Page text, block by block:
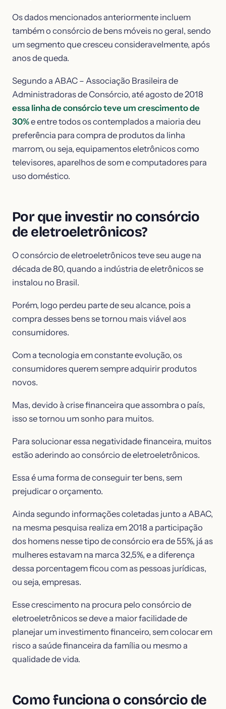
Os dados mencionados anteriormente incluem
também o consórcio de bens móveis no geral, sendo
um segmento que cresceu consideravelmente, após
anos de queda.
Segundo a ABAC – Associação Brasileira de
Administradoras de Consórcio, até agosto de 2018
essa linha de consórcio teve um crescimento de
30%e entre todos os contemplados a maioria deu
preferência para compra de produtos da linha
marrom, ou seja, equipamentos eletrônicos como
televisores, aparelhos de som e computadores para
uso doméstico.
Por que investir no consórcio
de eletroeletrônicos?
O consórcio de eletroeletrônicos teve seu auge na
década de 80, quando a indústria de eletrônicos se
instalou no Brasil.
Porém, logo perdeu parte de seu alcance, pois a
compra desses bens se tornou mais viável aos
consumidores.
Com a tecnologia em constante evolução, os
consumidores querem sempre adquirir produtos
novos.
Mas, devido à crise financeira que assombra o país,
isso se tornou um sonho para muitos.
Para solucionar essa negatividade financeira, muitos
estão aderindo ao consórcio de eletroeletrônicos.
Essa é uma forma de conseguir ter bens, sem
prejudicar o orçamento.
Ainda segundo informações coletadas junto a ABAC,
na mesma pesquisa realiza em 2018 a participação
dos homens nesse tipo de consórcio era de 55%, já as
mulheres estavam na marca 32,5%, e a diferença
dessa porcentagem ficou com as pessoas jurídicas,
ou seja, empresas.
Esse crescimento na procura pelo consórcio de
eletroeletrônicos se deve a maior facilidade de
planejar um investimento financeiro, sem colocar em
risco a saúde financeira da família ou mesmo a
qualidade de vida.
Como funciona o consórcio de